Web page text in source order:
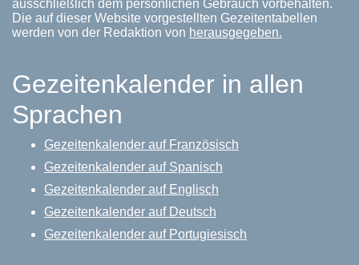
ausschließlich dem persönlichen Gebrauch vorbehalten.
Die auf dieser Website vorgestellten Gezeitentabellen
werden von der Redaktion von herausgegeben.
Gezeitenkalender in allen
Sprachen
Gezeitenkalender auf Französisch
Gezeitenkalender auf Spanisch
Gezeitenkalender auf Englisch
Gezeitenkalender auf Deutsch
Gezeitenkalender auf Portugiesisch